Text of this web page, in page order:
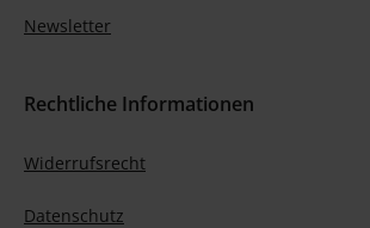
Newsletter
Rechtliche Informationen
Widerrufsrecht
Datenschutz